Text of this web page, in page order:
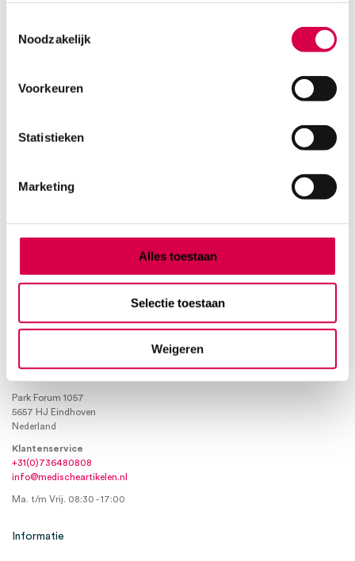
Noodzakelijk
Voorkeuren
Statistieken
Marketing
Alles toestaan
Selectie toestaan
Weigeren
3 tot 5 werkdagen
Instrumentarium
Verbandmiddelen
Medische Artikelen SMA B.V.
Park Forum 1057
5657 HJ Eindhoven
Nederland
Klantenservice
+31(0)736480808
info@medischeartikelen.nl
Ma. t/m Vrij. 08:30 - 17:00
Informatie